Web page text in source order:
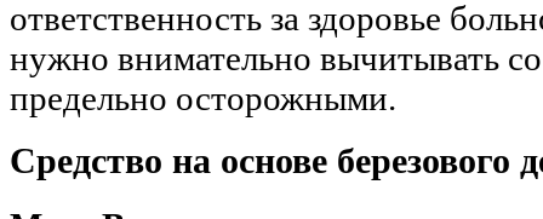
ответственность за здоровье
нужно внимательно вычитывать
предельно осторожными.
Средство на основе березового